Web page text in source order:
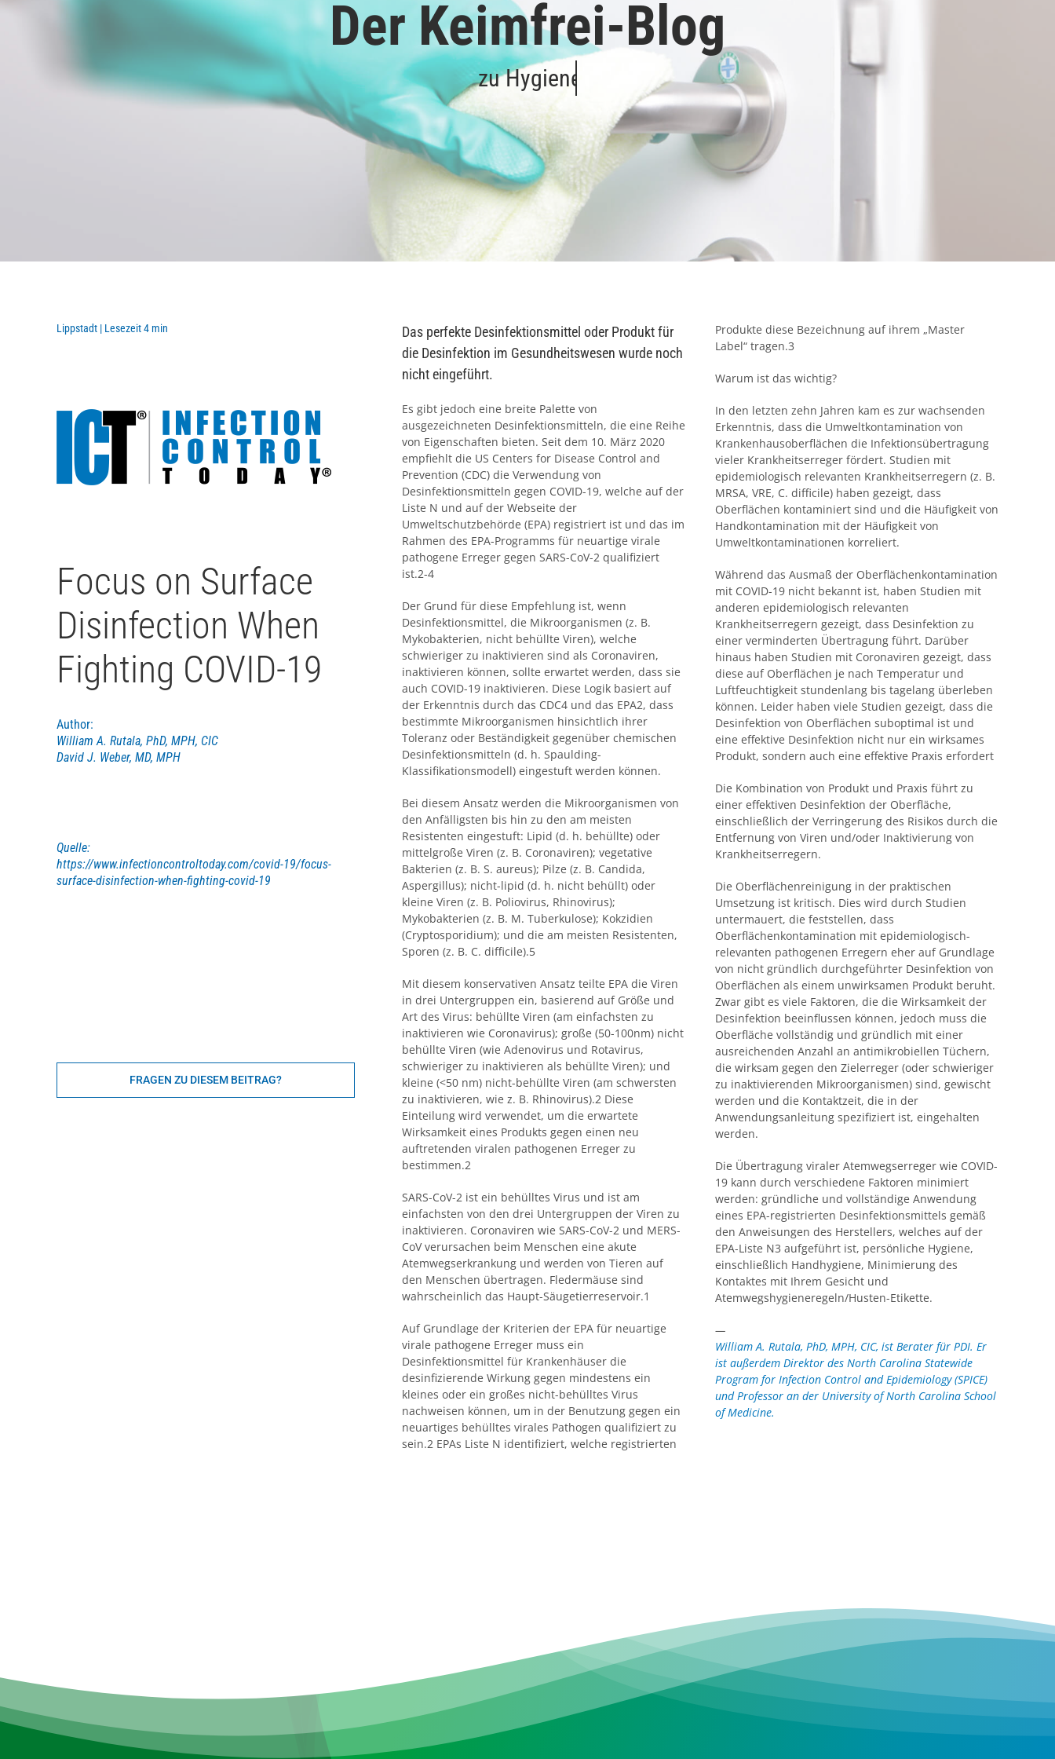
Der Keimfrei-Blog
Lippstadt | Lesezeit 4 min
Focus on Surface
Disinfection When
Fighting COVID-19
Author:
William A. Rutala, PhD, MPH, CIC
David J. Weber, MD, MPH
Quelle:
https://www.infectioncontroltoday.com/covid-19/focus-
surface-disinfection-when-fighting-covid-19
FRAGEN ZU DIESEM BEITRAG?
Das perfekte Desinfektionsmittel oder Produkt für
die Desinfektion im Gesundheitswesen wurde noch
nicht eingeführt.
Es gibt jedoch eine breite Palette von
ausgezeichneten Desinfektionsmitteln, die eine Reihe
von Eigenschaften bieten. Seit dem 10. März 2020
empfiehlt die US Centers for Disease Control and
Prevention (CDC) die Verwendung von
Desinfektionsmitteln gegen COVID-19, welche auf der
Liste N und auf der Webseite der
Umweltschutzbehörde (EPA) registriert ist und das im
Rahmen des EPA-Programms für neuartige virale
pathogene Erreger gegen SARS-CoV-2 qualifiziert
ist.2-4
Der Grund für diese Empfehlung ist, wenn
Desinfektionsmittel, die Mikroorganismen (z. B.
Mykobakterien, nicht behüllte Viren), welche
schwieriger zu inaktivieren sind als Coronaviren,
inaktivieren können, sollte erwartet werden, dass sie
auch COVID-19 inaktivieren. Diese Logik basiert auf
der Erkenntnis durch das CDC4 und das EPA2, dass
bestimmte Mikroorganismen hinsichtlich ihrer
Toleranz oder Beständigkeit gegenüber chemischen
Desinfektionsmitteln (d. h. Spaulding-
Klassifikationsmodell) eingestuft werden können.
Bei diesem Ansatz werden die Mikroorganismen von
den Anfälligsten bis hin zu den am meisten
Resistenten eingestuft: Lipid (d. h. behüllte) oder
mittelgroße Viren (z. B. Coronaviren); vegetative
Bakterien (z. B. S. aureus); Pilze (z. B. Candida,
Aspergillus); nicht-lipid (d. h. nicht behüllt) oder
kleine Viren (z. B. Poliovirus, Rhinovirus);
Mykobakterien (z. B. M. Tuberkulose); Kokzidien
(Cryptosporidium); und die am meisten Resistenten,
Sporen (z. B. C. difficile).5
Mit diesem konservativen Ansatz teilte EPA die Viren
in drei Untergruppen ein, basierend auf Größe und
Art des Virus: behüllte Viren (am einfachsten zu
inaktivieren wie Coronavirus); große (50-100nm) nicht
behüllte Viren (wie Adenovirus und Rotavirus,
schwieriger zu inaktivieren als behüllte Viren); und
kleine (<50 nm) nicht-behüllte Viren (am schwersten
zu inaktivieren, wie z. B. Rhinovirus).2 Diese
Einteilung wird verwendet, um die erwartete
Wirksamkeit eines Produkts gegen einen neu
auftretenden viralen pathogenen Erreger zu
bestimmen.2
SARS-CoV-2 ist ein behülltes Virus und ist am
einfachsten von den drei Untergruppen der Viren zu
inaktivieren. Coronaviren wie SARS-CoV-2 und MERS-
CoV verursachen beim Menschen eine akute
Atemwegserkrankung und werden von Tieren auf
den Menschen übertragen. Fledermäuse sind
wahrscheinlich das Haupt-Säugetierreservoir.1
Auf Grundlage der Kriterien der EPA für neuartige
virale pathogene Erreger muss ein
Desinfektionsmittel für Krankenhäuser die
desinfizierende Wirkung gegen mindestens ein
kleines oder ein großes nicht-behülltes Virus
nachweisen können, um in der Benutzung gegen ein
neuartiges behülltes virales Pathogen qualifiziert zu
sein.2 EPAs Liste N identifiziert, welche registrierten
Produkte diese Bezeichnung auf ihrem „Master
Label“ tragen.3
Warum ist das wichtig?
In den letzten zehn Jahren kam es zur wachsenden
Erkenntnis, dass die Umweltkontamination von
Krankenhausoberflächen die Infektionsübertragung
vieler Krankheitserreger fördert. Studien mit
epidemiologisch relevanten Krankheitserregern (z. B.
MRSA, VRE, C. difficile) haben gezeigt, dass
Oberflächen kontaminiert sind und die Häufigkeit von
Handkontamination mit der Häufigkeit von
Umweltkontaminationen korreliert.
Während das Ausmaß der Oberflächenkontamination
mit COVID-19 nicht bekannt ist, haben Studien mit
anderen epidemiologisch relevanten
Krankheitserregern gezeigt, dass Desinfektion zu
einer verminderten Übertragung führt. Darüber
hinaus haben Studien mit Coronaviren gezeigt, dass
diese auf Oberflächen je nach Temperatur und
Luftfeuchtigkeit stundenlang bis tagelang überleben
können. Leider haben viele Studien gezeigt, dass die
Desinfektion von Oberflächen suboptimal ist und
eine effektive Desinfektion nicht nur ein wirksames
Produkt, sondern auch eine effektive Praxis erfordert
Die Kombination von Produkt und Praxis führt zu
einer effektiven Desinfektion der Oberfläche,
einschließlich der Verringerung des Risikos durch die
Entfernung von Viren und/oder Inaktivierung von
Krankheitserregern.
Die Oberflächenreinigung in der praktischen
Umsetzung ist kritisch. Dies wird durch Studien
untermauert, die feststellen, dass
Oberflächenkontamination mit epidemiologisch-
relevanten pathogenen Erregern eher auf Grundlage
von nicht gründlich durchgeführter Desinfektion von
Oberflächen als einem unwirksamen Produkt beruht.
Zwar gibt es viele Faktoren, die die Wirksamkeit der
Desinfektion beeinflussen können, jedoch muss die
Oberfläche vollständig und gründlich mit einer
ausreichenden Anzahl an antimikrobiellen Tüchern,
die wirksam gegen den Zielerreger (oder schwieriger
zu inaktivierenden Mikroorganismen) sind, gewischt
werden und die Kontaktzeit, die in der
Anwendungsanleitung spezifiziert ist, eingehalten
werden.
Die Übertragung viraler Atemwegserreger wie COVID-
19 kann durch verschiedene Faktoren minimiert
werden: gründliche und vollständige Anwendung
eines EPA-registrierten Desinfektionsmittels gemäß
den Anweisungen des Herstellers, welches auf der
EPA-Liste N3 aufgeführt ist, persönliche Hygiene,
einschließlich Handhygiene, Minimierung des
Kontaktes mit Ihrem Gesicht und
Atemwegshygieneregeln/Husten-Etikette.
—
William A. Rutala, PhD, MPH, CIC, ist Berater für PDI. Er
ist außerdem Direktor des North Carolina Statewide
Program for Infection Control and Epidemiology (SPICE)
und Professor an der University of North Carolina School
of Medicine.